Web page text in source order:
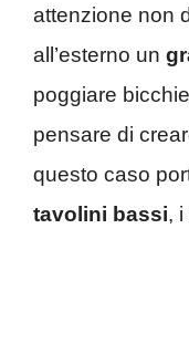
attenzione non
all’esterno un
poggiare
pensare di
questo caso
tavolini bassi,